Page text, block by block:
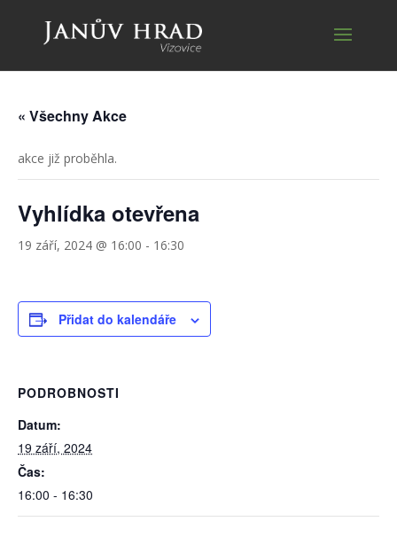
« Všechny Akce
akce již proběhla.
Vyhlídka otevřena
19 září, 2024 @ 16:00 - 16:30
Přidat do kalendáře
PODROBNOSTI
Datum:
19 září, 2024
Čas:
16:00 - 16:30